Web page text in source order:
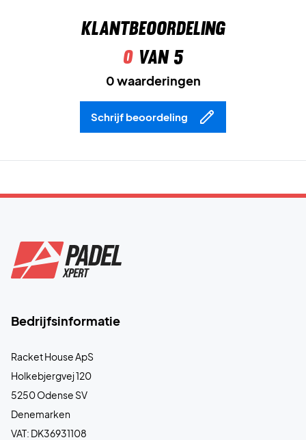
Klantbeoordeling
0van 5
0 waarderingen
Schrijf beoordeling
Bedrijfsinformatie
Racket House ApS
Holkebjergvej 120
5250 Odense SV
Denemarken
VAT: DK36931108